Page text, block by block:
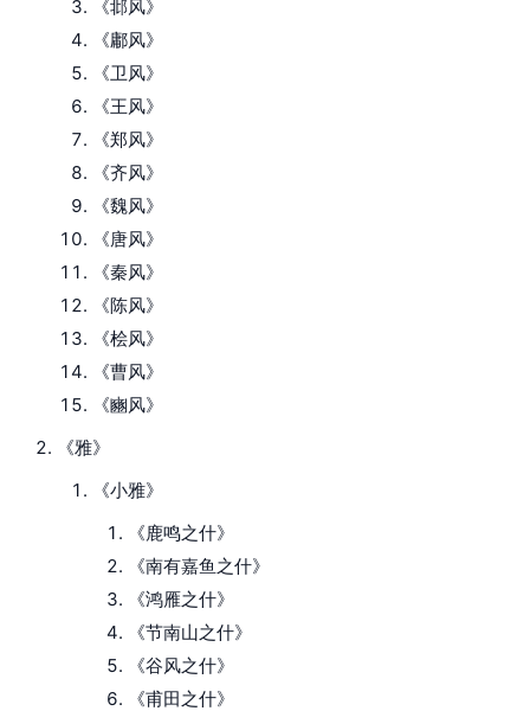
《邶风》
《鄘风》
《卫风》
《王风》
《郑风》
《齐风》
《魏风》
《唐风》
《秦风》
《陈风》
《桧风》
《曹风》
《豳风》
《雅》
《小雅》
《鹿鸣之什》
《南有嘉鱼之什》
《鸿雁之什》
《节南山之什》
《谷风之什》
《甫田之什》